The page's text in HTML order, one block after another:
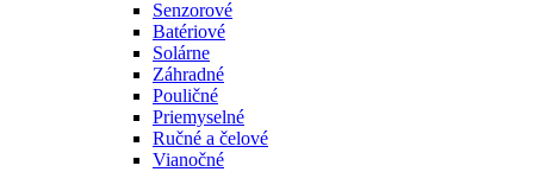
Senzorové
Batériové
Solárne
Záhradné
Pouličné
Priemyselné
Ručné a čelové
Vianočné